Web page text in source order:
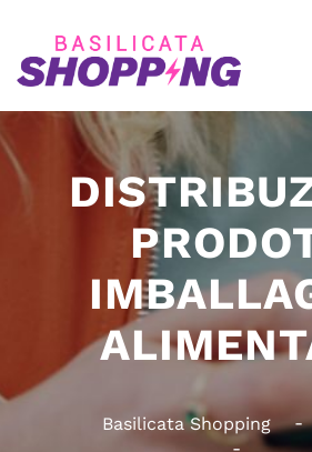
Basilicata Shopping